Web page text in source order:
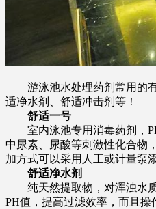
游泳池水处理药剂常用的有
适净水剂、舒适冲击剂等！
舒适一号
室内泳池专用消毒药剂，PH
中尿素、尿酸等刺激性化合物
加方式可以采用人工或计量泵
舒适净水剂
纯天然提取物，对浑浊水质
PH值，提高过滤效率，而且